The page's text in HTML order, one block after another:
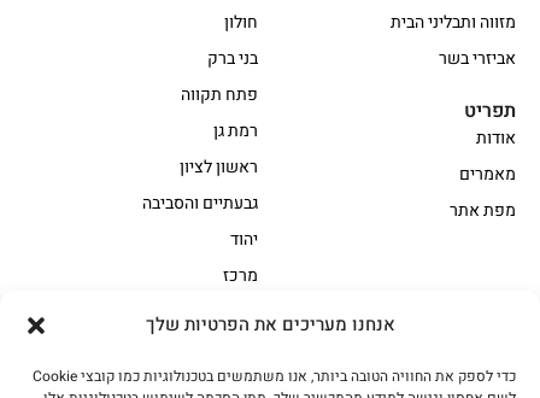
אנחנו מעריכים את הפרטיות שלך
כדי לספק את החוויה הטובה ביותר, אנו משתמשים בטכנולוגיות כמו קובצי Cookie
אווז
בשר בקר משובח
חולון
בני ברק
פתח תקווה
רמת גן
ראשון לציון
גבעתיים והסביבה
יהוד
מרכז
מזווה ותבליני הבית
אביזרי בשר
תפריט
אודות
מאמרים
מפת אתר